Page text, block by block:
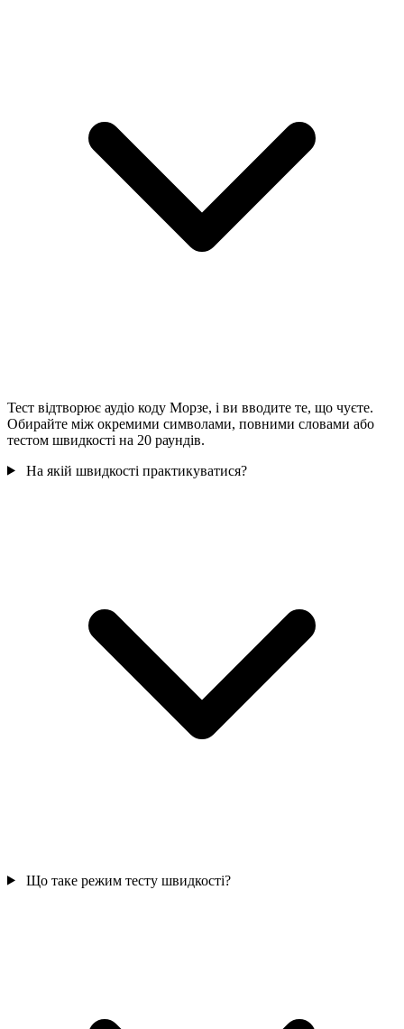
Тест відтворює аудіо коду Морзе, і ви вводите те, що чуєте.
Обирайте між окремими символами, повними словами або
тестом швидкості на 20 раундів.
На якій швидкості практикуватися?
Що таке режим тесту швидкості?